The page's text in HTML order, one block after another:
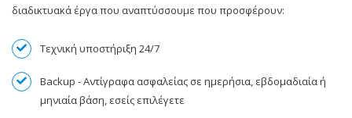
διαδικτυακά έργα που αναπτύσσουμε που προσφέρουν:
Τεχνική υποστήριξη 24/7
Backup - Αντίγραφα ασφαλείας σε ημερήσια, εβδομαδιαία ή
μηνιαία βάση, εσείς επιλέγετε